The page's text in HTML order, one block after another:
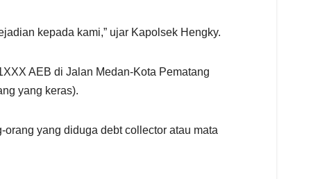
kepada kami,” ujar Kapolsek Hengky.
AEB di Jalan Medan-Kota Pematang
yang keras).
yang diduga debt collector atau mata